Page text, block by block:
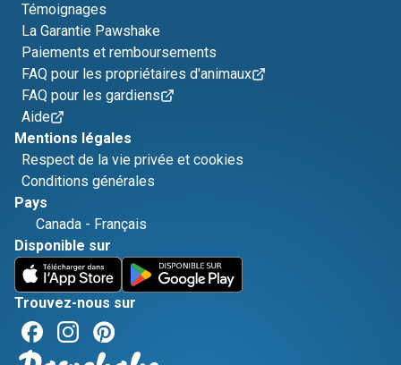
Témoignages
La Garantie Pawshake
Paiements et remboursements
FAQ pour les propriétaires d'animaux
FAQ pour les gardiens
Aide
Mentions légales
Respect de la vie privée et cookies
Conditions générales
Pays
Canada - Français
Disponible sur
Trouvez-nous sur